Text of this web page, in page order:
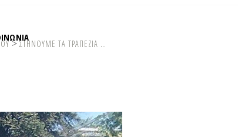
>ΣΤΗΝΟΥΜΕ ΤΑ ΤΡΑΠΕΖΙΑ …